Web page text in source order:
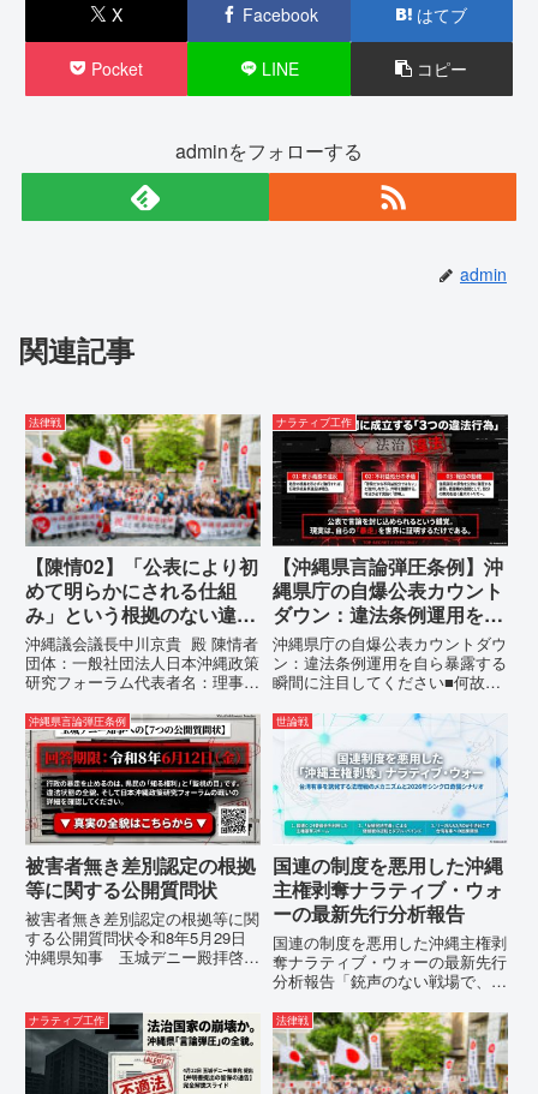
X Facebook はてブ
Pocket LINE コピー
adminをフォローする
admin
関連記事
法律戦
【陳情02】「公表により初
めて明らかにされる仕組
み」という根拠のない違法
運用の指摘と条例運用の停
止を求める陳情書
沖縄議会議長中川京貴 殿 陳情者
団体：一般社団法人日本沖縄政策
研究フォーラム代表者名：理事
市電 話：080- 「公表により初
めて明らかにされる仕組み」とい
う根拠のない違法運用の指摘と条
例運用の停止を求める陳情...
ナラティブ工作
【沖縄県言論弾圧条例】沖
縄県庁の自爆公表カウント
ダウン：違法条例運用を自
ら暴露する瞬間に注目して
ください
沖縄県庁の自爆公表カウントダウ
ン：違法条例運用を自ら暴露する
瞬間に注目してください■何故、
テルを貼りたい本当の理由「なぜ
沖縄県庁は、法を無視してまで私
を封じ込めようとするのか。」そ
の理由は明確です。県政が統治
の...
沖縄県言論弾圧条例
被害者無き差別認定の根拠
等に関する公開質問状
被害者無き差別認定の根拠等に関
する公開質問状令和8年5月29日
沖縄県知事 玉城デニー殿拝啓貴
ます。私は、適正な意見陳述（弁
明）を行うにあたり、沖縄県行政
手続条例第28条で定められた...
世論戦
国連の制度を悪用した沖縄
主権剥奪ナラティブ・ウォ
ーの最新先行分析報告
国連の制度を悪用した沖縄主権剥
奪ナラティブ・ウォーの最新先行
分析報告「銃声のない戦場で、日
いる。」現代の戦争は、ミサイル
が飛来する以前に始まっていま
す。国連という国際的な舞台で、
巧妙な「言説（ナラティブ）」が
ナラティブ工作 法律戦